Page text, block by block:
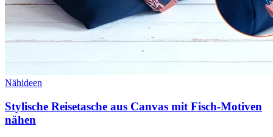
Nähideen
Stylische Reisetasche aus Canvas mit Fisch-Motiven
nähen